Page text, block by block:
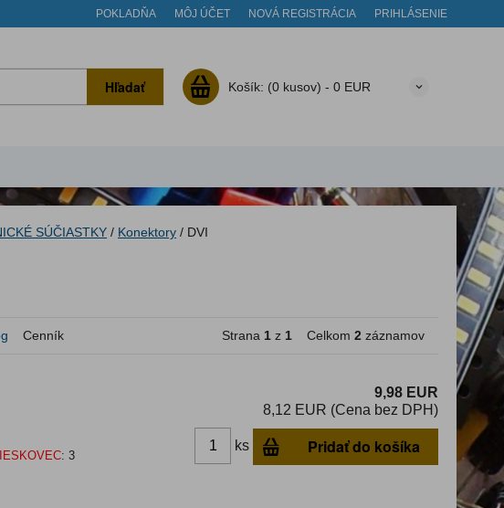
POKLADŇA MÔJ ÚČET NOVÁ REGISTRÁCIA PRIHLÁSENIE
Hľadať Košík: (0 kusov) - 0 EUR
SÚČIASTKY / Konektory / DVI
Cenník Strana 1 z 1 Celkom 2 záznamov
: 3
9,98 EUR
8,12 EUR (Cena bez DPH)
ks Pridať do košíka